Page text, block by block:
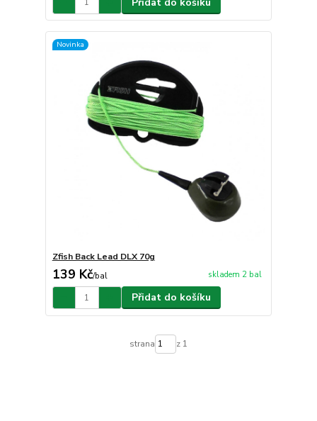
Novinka
Zfish Back Lead DLX 70g
139 Kč/bal skladem 2 bal
Přidat do košíku
strana z 1